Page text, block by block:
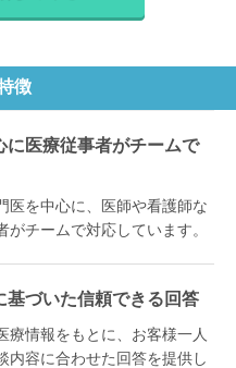
徴
に医療従事者がチームで
医を中心に、医師や看護師な
がチームで対応しています。
基づいた信頼できる回答
療情報をもとに、お客様一人
内容に合わせた回答を提供し